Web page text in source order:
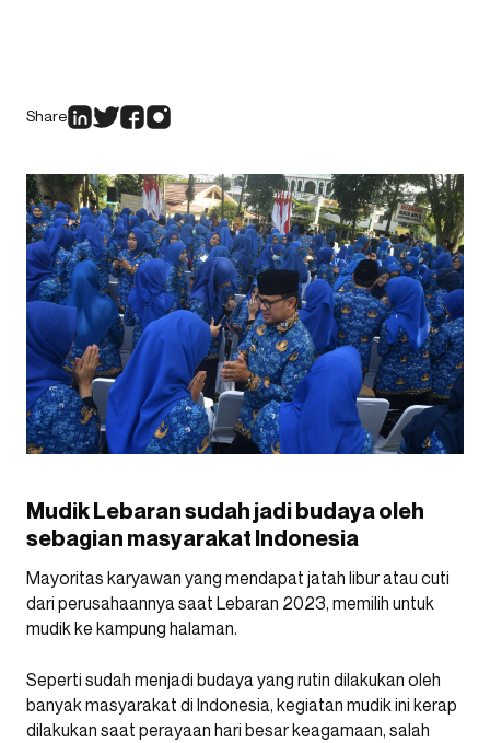
Share
Mudik Lebaran sudah jadi budaya oleh
sebagian masyarakat Indonesia
Mayoritas karyawan yang mendapat jatah libur atau cuti
dari perusahaannya saat Lebaran 2023, memilih untuk
mudik ke kampung halaman.
Seperti sudah menjadi budaya yang rutin dilakukan oleh
banyak masyarakat di Indonesia, kegiatan mudik ini kerap
dilakukan saat perayaan hari besar keagamaan, salah